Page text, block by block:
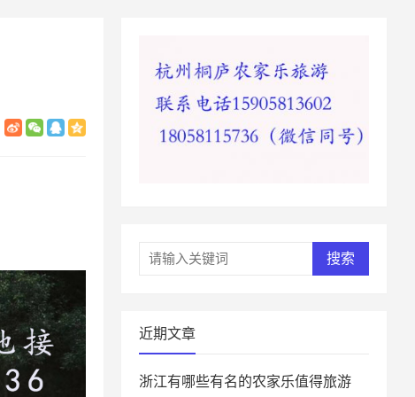
搜索
近期文章
浙江有哪些有名的农家乐值得旅游